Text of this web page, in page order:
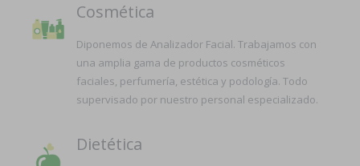
Cosmética
Diponemos de Analizador Facial. Trabajamos con
una amplia gama de productos cosméticos
faciales, perfumería, estética y podología. Todo
supervisado por nuestro personal especializado.
Dietética